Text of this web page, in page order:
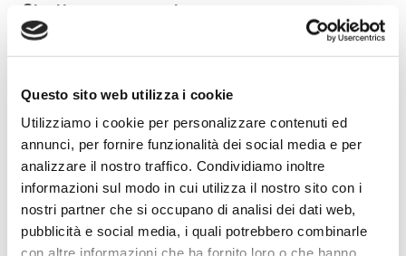
Questo sito web utilizza i cookie
Utilizziamo i cookie per personalizzare contenuti ed
annunci, per fornire funzionalità dei social media e per
analizzare il nostro traffico. Condividiamo inoltre
informazioni sul modo in cui utilizza il nostro sito con i
nostri partner che si occupano di analisi dei dati web,
pubblicità e social media, i quali potrebbero combinarle
con altre informazioni che ha fornito loro o che hanno
Struttura proponente:
'Irisacqua srl P.I./C.F. 01070220312. - Ufficio
Tecnico
COPIE ECCEDENZA 2014 FOTOCOPIATRICI ZETA
UFFICIO HPMFP775 matr.CNGTG4Q1KF
Elenco operatori invitati:
Codice Fiscale:
Procedura di scelta:
Affidamento ai sensi del Regolamento Generale